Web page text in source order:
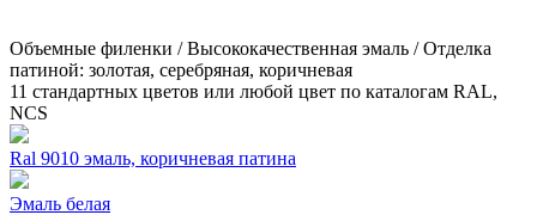
Объемные филенки / Высококачественная эмаль / Отделка
патиной: золотая, серебряная, коричневая
11 стандартных цветов или любой цвет по каталогам RAL,
NCS
Ral 9010 эмаль, коричневая патина
Эмаль белая